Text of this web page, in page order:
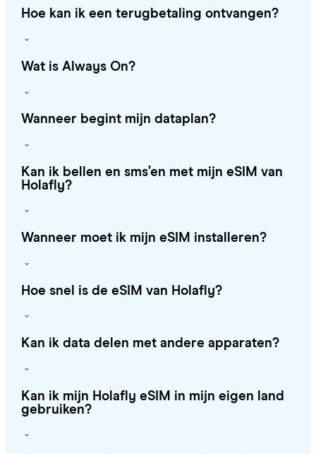
Hoe kan ik een terugbetaling ontvangen?
Wat is Always On?
Wanneer begint mijn dataplan?
Kan ik bellen en sms’en met mijn eSIM van
Holafly?
Wanneer moet ik mijn eSIM installeren?
Hoe snel is de eSIM van Holafly?
Kan ik data delen met andere apparaten?
Kan ik mijn Holafly eSIM in mijn eigen land
gebruiken?